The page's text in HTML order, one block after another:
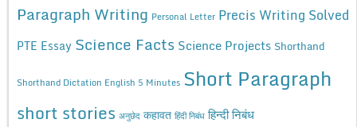
Paragraph Writing Personal Letter Precis Writing Solved
PTE Essay Science Facts Science Projects Shorthand
Shorthand Dictation English 5 Minutes Short Paragraph
short stories अनुछेद कहावत हिंदी निबंध हिन्दी निबंध